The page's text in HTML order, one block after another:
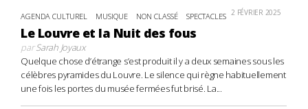
AGENDA CULTUREL MUSIQUE NON CLASSÉ SPECTACLES 2 FÉVRIER 2025
Le Louvre et la Nuit des fous
parSarah Joyaux
Quelque chose d’étrange s’est produit il y a deux semaines sous les
célèbres pyramides du Louvre. Le silence qui règne habituellement
une fois les portes du musée fermées fut brisé. La...